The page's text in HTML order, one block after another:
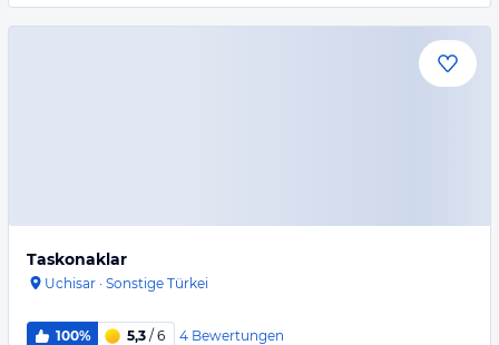
Taskonaklar
Uchisar · Sonstige Türkei
100% 5,3 / 6 4 Bewertungen